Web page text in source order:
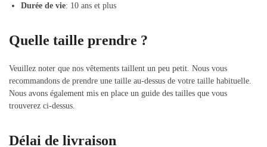
Durée de vie: 10 ans et plus
Quelle taille prendre ?
Veuillez noter que nos vêtements taillent un peu petit. Nous vous
recommandons de prendre une taille au-dessus de votre taille habituelle.
Nous avons également mis en place un guide des tailles que vous
trouverez ci-dessus.
Délai de livraison